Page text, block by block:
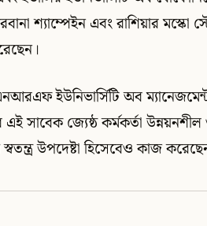
শ্যাম্পেইন এবং রাশিয়ার মস্কো
ইউনিভার্সিটি অব
এই সাবেক জ্যেষ্ঠ কর্মকর্তা
উপদেষ্টা হিসেবেও কাজ